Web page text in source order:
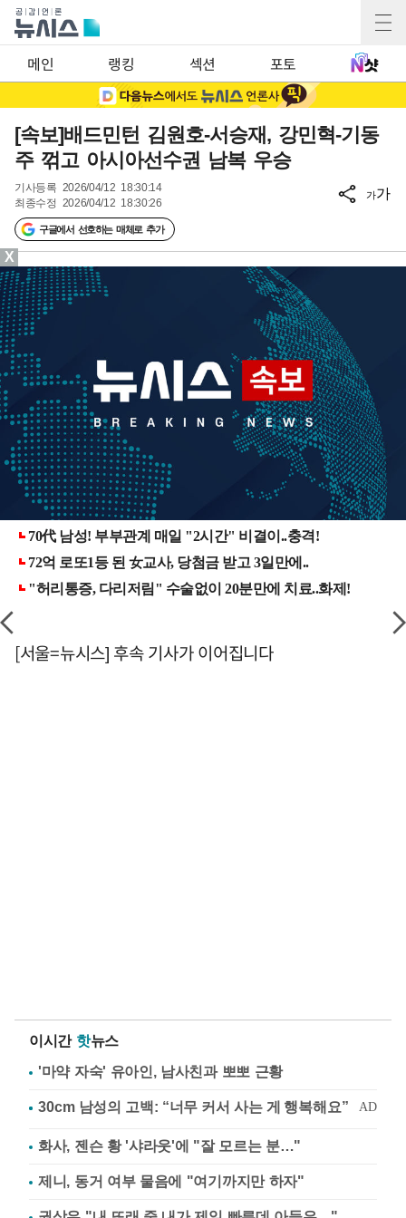
메인 랭킹 섹션 포토
[속보]배드민턴 김원호-서승재, 강민혁-기동
주 꺾고 아시아선수권 남복 우승
기사등록 2026/04/12 18:30:14
최종수정 2026/04/12 18:30:26
구글에서 선호하는 매체로 추가
가가
[서울=뉴시스] 후속 기사가 이어집니다
이시간 핫뉴스
'마약 자숙' 유아인, 남사친과 뽀뽀 근황
화사, 젠슨 황 '샤라웃'에 "잘 모르는 분…"
제니, 동거 여부 물음에 "여기까지만 하자"
X